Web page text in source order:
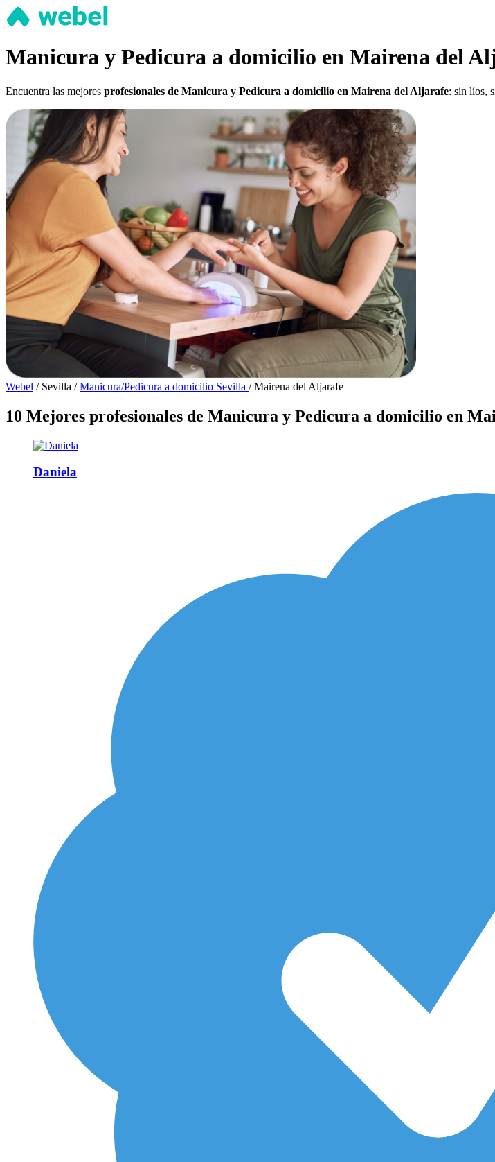
Manicura y Pedicura a domicilio en Mairena del
Encuentra las mejores profesionales de Manicura y Pedicura a domicilio en Mairena del Aljarafe: sin líos,
Webel / Sevilla / Manicura/Pedicura a domicilio Sevilla / Mairena del Aljarafe
10 Mejores profesionales de Manicura y Pedicura a domicilio en
Daniela